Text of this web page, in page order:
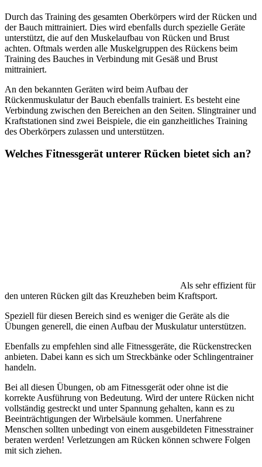
Durch das Training des gesamten Oberkörpers wird der Rücken und
der Bauch mittrainiert. Dies wird ebenfalls durch spezielle Geräte
unterstützt, die auf den Muskelaufbau von Rücken und Brust
achten. Oftmals werden alle Muskelgruppen des Rückens beim
Training des Bauches in Verbindung mit Gesäß und Brust
mittrainiert.
An den bekannten Geräten wird beim Aufbau der
Rückenmuskulatur der Bauch ebenfalls trainiert. Es besteht eine
Verbindung zwischen den Bereichen an den Seiten. Slingtrainer und
Kraftstationen sind zwei Beispiele, die ein ganzheitliches Training
des Oberkörpers zulassen und unterstützen.
Welches Fitnessgerät unterer Rücken bietet sich an?
Als sehr effizient für
den unteren Rücken gilt das Kreuzheben beim Kraftsport.
Speziell für diesen Bereich sind es weniger die Geräte als die
Übungen generell, die einen Aufbau der Muskulatur unterstützen.
Ebenfalls zu empfehlen sind alle Fitnessgeräte, die Rückenstrecken
anbieten. Dabei kann es sich um Streckbänke oder Schlingentrainer
handeln.
Bei all diesen Übungen, ob am Fitnessgerät oder ohne ist die
korrekte Ausführung von Bedeutung. Wird der untere Rücken nicht
vollständig gestreckt und unter Spannung gehalten, kann es zu
Beeinträchtigungen der Wirbelsäule kommen. Unerfahrene
Menschen sollten unbedingt von einem ausgebildeten Fitnesstrainer
beraten werden! Verletzungen am Rücken können schwere Folgen
mit sich ziehen.